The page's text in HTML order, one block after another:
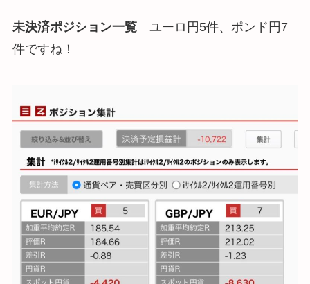
未決済ポジション一覧ユーロ円5件、ポンド円7
件ですね！